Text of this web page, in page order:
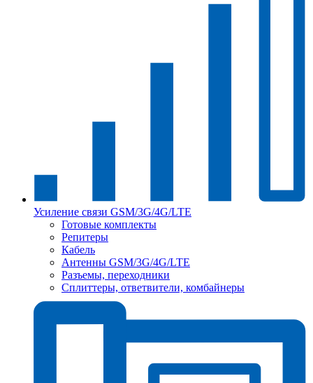
Усиление связи GSM/3G/4G/LTE
Готовые комплекты
Репитеры
Кабель
Антенны GSM/3G/4G/LTE
Разъемы, переходники
Сплиттеры, ответвители, комбайнеры